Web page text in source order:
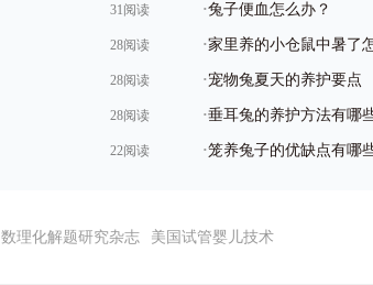
31阅读 ·兔子便血怎么办？
28阅读 ·家里养的小仓鼠中暑了
28阅读 ·宠物兔夏天的养护要点
28阅读 ·垂耳兔的养护方法有哪
22阅读 ·笼养兔子的优缺点有哪
数理化解题研究杂志 美国试管婴儿技术